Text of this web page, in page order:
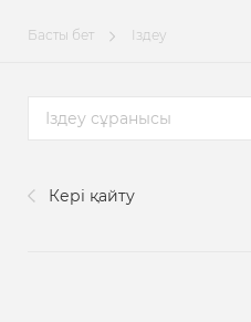
Басты бет Іздеу
Кері қайту